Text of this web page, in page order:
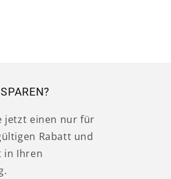
jetzt einen nur für
Rabatt und
in Ihren